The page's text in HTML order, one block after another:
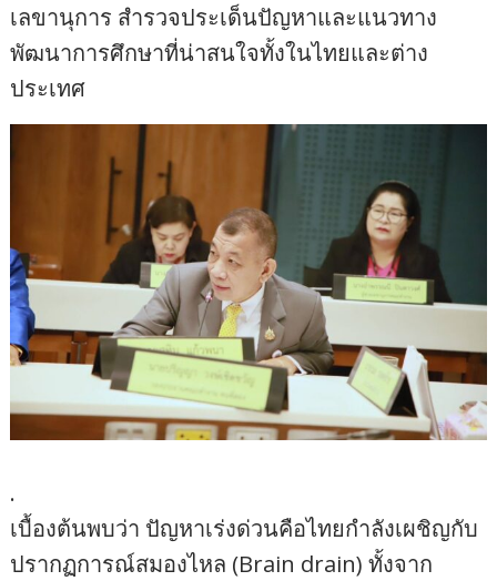
เลขานุการ สำรวจประเด็นปัญหาและแนวทาง
พัฒนาการศึกษาที่น่าสนใจทั้งในไทยและต่าง
ประเทศ
.
เบื้องต้นพบว่า ปัญหาเร่งด่วนคือไทยกำลังเผชิญกับ
ปรากฏการณ์สมองไหล (Brain drain) ทั้งจาก